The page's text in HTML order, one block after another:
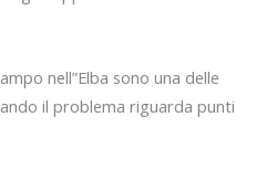
nell”Elba sono una delle
il problema riguarda punti